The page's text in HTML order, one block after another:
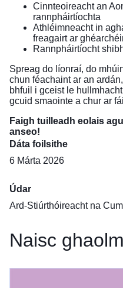
Cinnteoireacht an
rannpháirtíochta
Athléimneacht in
freagairt ar
Rannpháirtíocht
Spreag do líonraí, do
chun féachaint ar an
bhfuil i gceist le
gcuid smaointe a chur ar
Faigh tuilleadh eolais
anseo!
Dáta foilsithe
6 Márta 2026
Údar
Ard-Stiúrthóireacht na
Naisc